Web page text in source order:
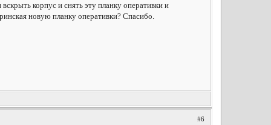
корпус и снять эту планку оперативки и
новую планку оперативки? Спасибо.
#6